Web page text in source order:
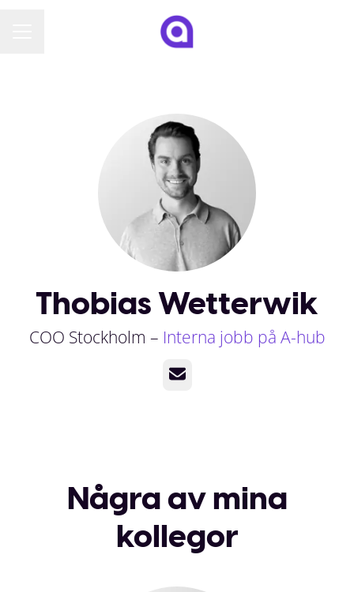
Thobias Wetterwik
COO Stockholm – Interna jobb på A-hub
E-post
Några av mina
kollegor